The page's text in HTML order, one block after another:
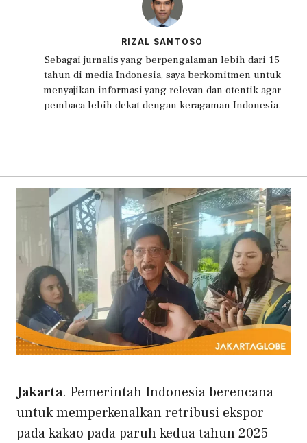
RIZAL SANTOSO
Sebagai jurnalis yang berpengalaman lebih dari 15
tahun di media Indonesia, saya berkomitmen untuk
menyajikan informasi yang relevan dan otentik agar
pembaca lebih dekat dengan keragaman Indonesia.
Jakarta. Pemerintah Indonesia berencana
untuk memperkenalkan retribusi ekspor
pada kakao pada paruh kedua tahun 2025